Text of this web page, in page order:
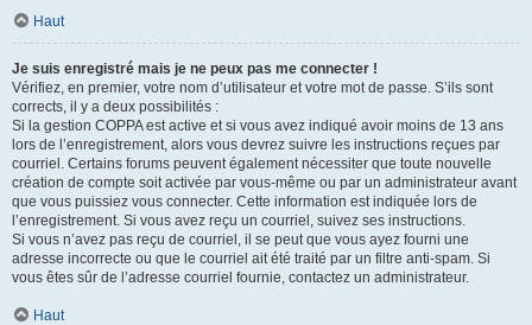
Haut
Je suis enregistré mais je ne peux pas me connecter !
Vérifiez, en premier, votre nom d’utilisateur et votre mot de passe. S’ils sont
corrects, il y a deux possibilités :
Si la gestion COPPA est active et si vous avez indiqué avoir moins de 13 ans
lors de l’enregistrement, alors vous devrez suivre les instructions reçues par
courriel. Certains forums peuvent également nécessiter que toute nouvelle
création de compte soit activée par vous-même ou par un administrateur avant
que vous puissiez vous connecter. Cette information est indiquée lors de
l’enregistrement. Si vous avez reçu un courriel, suivez ses instructions.
Si vous n’avez pas reçu de courriel, il se peut que vous ayez fourni une
adresse incorrecte ou que le courriel ait été traité par un filtre anti-spam. Si
vous êtes sûr de l’adresse courriel fournie, contactez un administrateur.
Haut